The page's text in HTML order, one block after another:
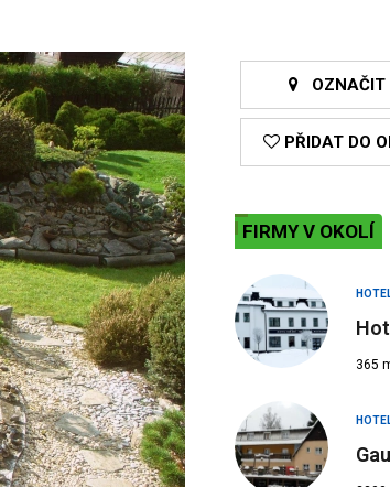
OZNAČIT
PŘIDAT DO
FIRMY V OKOLÍ
365